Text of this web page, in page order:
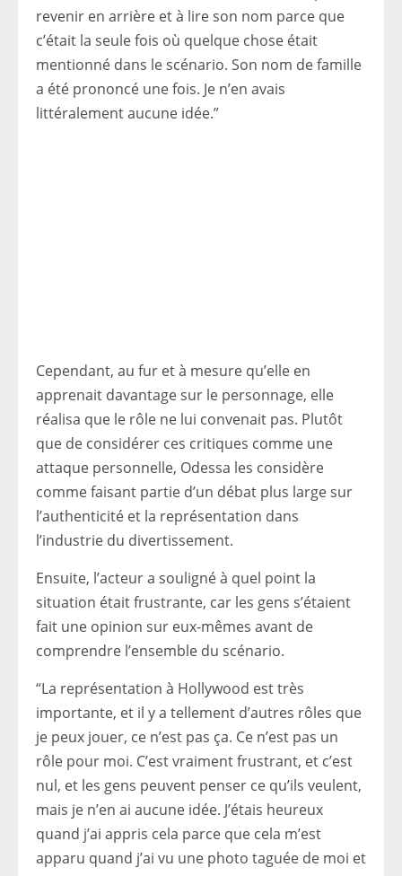
revenir en arrière et à lire son nom parce que
c’était la seule fois où quelque chose était
mentionné dans le scénario. Son nom de famille
a été prononcé une fois. Je n’en avais
littéralement aucune idée.”
Cependant, au fur et à mesure qu’elle en
apprenait davantage sur le personnage, elle
réalisa que le rôle ne lui convenait pas. Plutôt
que de considérer ces critiques comme une
attaque personnelle, Odessa les considère
comme faisant partie d’un débat plus large sur
l’authenticité et la représentation dans
l’industrie du divertissement.
Ensuite, l’acteur a souligné à quel point la
situation était frustrante, car les gens s’étaient
fait une opinion sur eux-mêmes avant de
comprendre l’ensemble du scénario.
“La représentation à Hollywood est très
importante, et il y a tellement d’autres rôles que
je peux jouer, ce n’est pas ça. Ce n’est pas un
rôle pour moi. C’est vraiment frustrant, et c’est
nul, et les gens peuvent penser ce qu’ils veulent,
mais je n’en ai aucune idée. J’étais heureux
quand j’ai appris cela parce que cela m’est
apparu quand j’ai vu une photo taguée de moi et